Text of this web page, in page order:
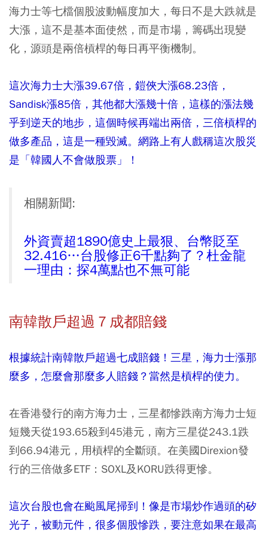
海力士等七檔個股波動幅度加大，每日不是大跌就是
大漲，這不是基本面使然，而是市場，籌碼出現變
化，源頭是兩倍槓桿的每日再平衡機制。
這次海力士大漲39.67倍，鎧俠大漲68.23倍，
Sandisk漲85倍，其他都大漲幾十倍，這樣的漲法幾
乎到逆天的地步，這個時候再端出兩倍，三倍槓桿的
做多產品，這是一種毀滅。網路上有人戲稱這次股災
是「韓國人不會做股票」！
相關新聞:
外資賣超1890億史上最狠、台幣貶至
32.416…台股修正6千點夠了？杜金龍
一理由：探4萬點也不無可能
南韓散戶超過７成都賠錢
根據統計南韓散戶超過七成賠錢！三星，海力士漲那
麼多，怎麼會那麼多人賠錢？當然是槓桿的使力。
在香港發行的南方海力士，三星都慘跌南方海力士短
短幾天從193.65殺到45港元，南方三星從243.1跌
到66.94港元，用槓桿的全斷頭。在美國Direxion發
行的三倍做多ETF：SOXL及KORU跌得更慘。
這次台股也會在颱風尾掃到！像是市場炒作過頭的矽
光子，被動元件，很多個股慘跌，要注意如果在最高